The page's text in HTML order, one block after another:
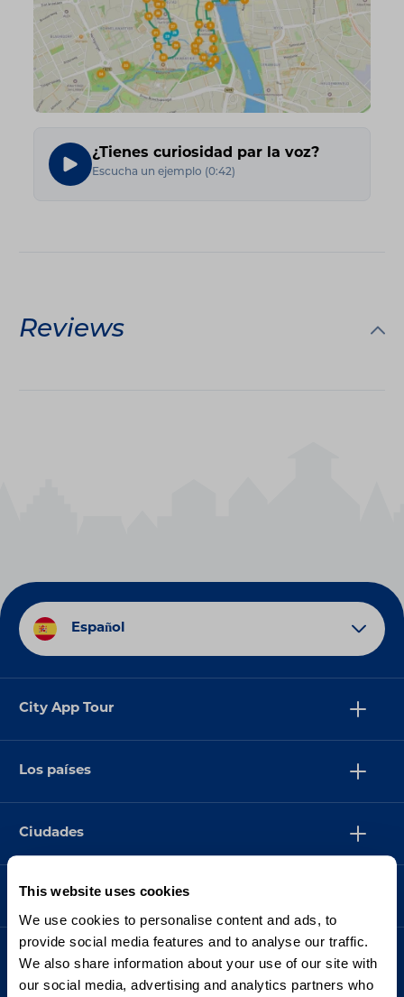
This website uses cookies
We use cookies to personalise content and ads, to
provide social media features and to analyse our traffic.
We also share information about your use of our site with
our social media, advertising and analytics partners who
¿Tienes curiosidad par la voz?
Escucha un ejemplo (0:42)
Reviews
Español
City App Tour
Los países
Ciudades
Asistencia